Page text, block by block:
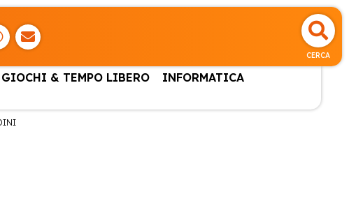
CERCA
GIOCHI & TEMPO LIBERO
INFORMATICA